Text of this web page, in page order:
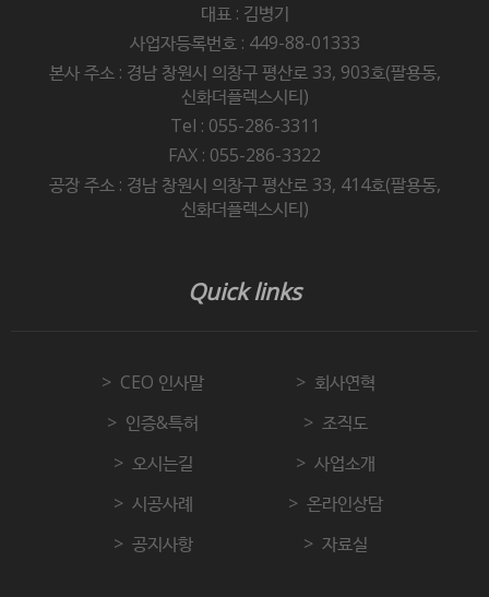
대표 : 김병기
사업자등록번호 : 449-88-01333
본사 주소 : 경남 창원시 의창구 평산로 33, 903호(팔용동,
신화더플렉스시티)
Tel : 055-286-3311
FAX : 055-286-3322
공장 주소 : 경남 창원시 의창구 평산로 33, 414호(팔용동,
신화더플렉스시티)
Quick links
CEO 인사말
회사연혁
인증&특허
조직도
오시는길
사업소개
시공사례
온라인상담
공지사항
자료실